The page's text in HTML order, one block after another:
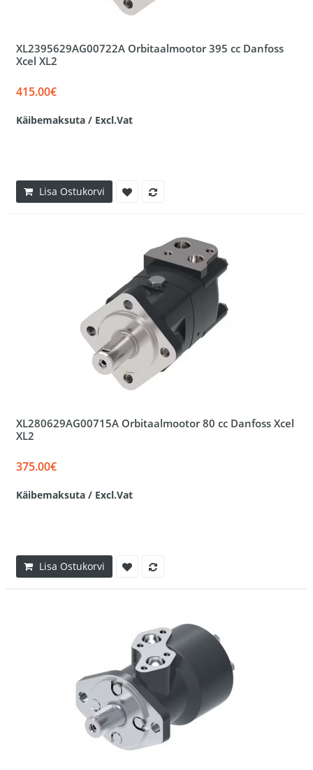
XL2395629AG00722A Orbitaalmootor 395 cc Danfoss
Xcel XL2
415.00€
Käibemaksuta / Excl.Vat
Lisa Ostukorvi
XL280629AG00715A Orbitaalmootor 80 cc Danfoss Xcel
XL2
375.00€
Käibemaksuta / Excl.Vat
Lisa Ostukorvi